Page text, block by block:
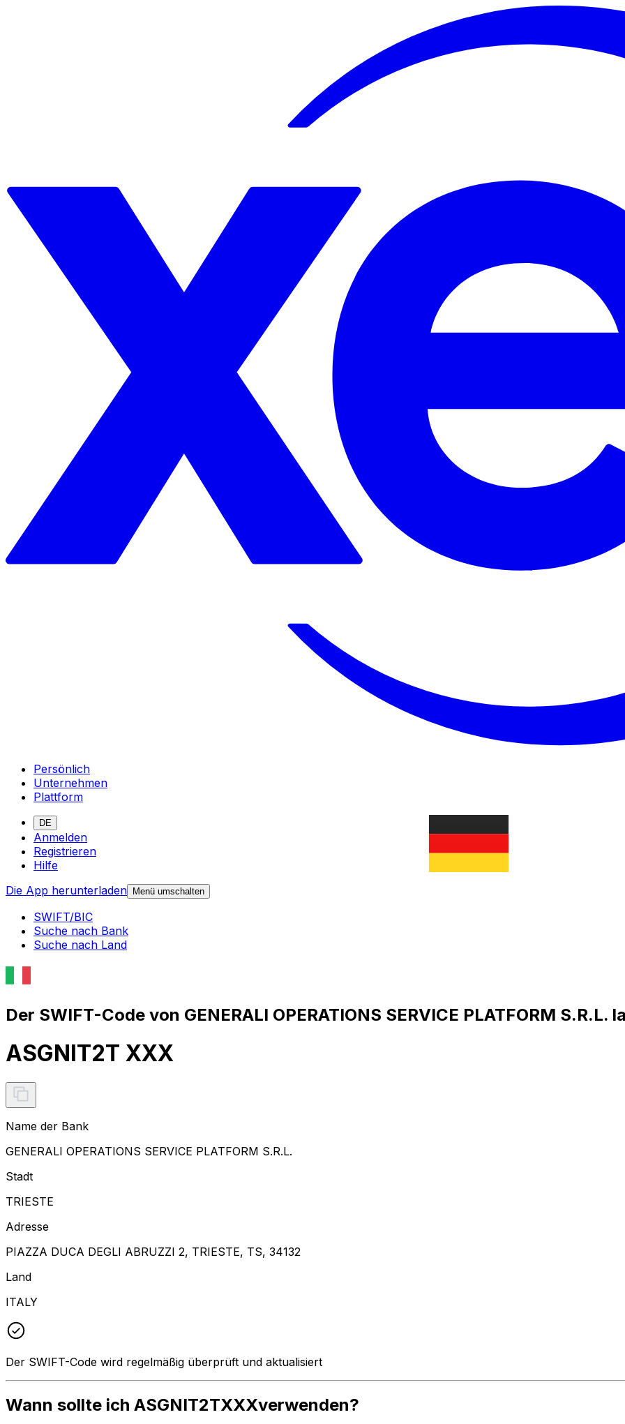
Persönlich
Unternehmen
Plattform
DE
Anmelden
Registrieren
Hilfe
Die App herunterladen Menü umschalten
SWIFT/BIC
Suche nach Bank
Suche nach Land
Der SWIFT-Code von GENERALI OPERATIONS SERVICE PLATFORM S.R.L.
ASGNIT2T XXX
Name der Bank
GENERALI OPERATIONS SERVICE PLATFORM S.R.L.
Stadt
TRIESTE
Adresse
PIAZZA DUCA DEGLI ABRUZZI 2, TRIESTE, TS, 34132
Land
ITALY
Der SWIFT-Code wird regelmäßig überprüft und aktualisiert
Wann sollte ich ASGNIT2TXXXverwenden?